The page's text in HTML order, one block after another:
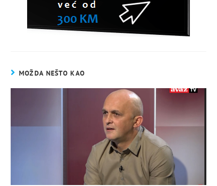
MOŽDA NEŠTO KAO